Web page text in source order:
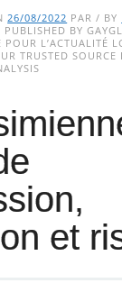
26/08/2022 PAR / BY
BY
L’ACTUALITÉ
TRUSTED SOURCE
et